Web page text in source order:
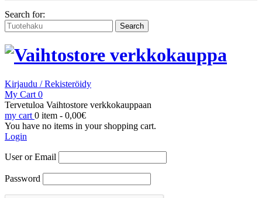
Search for:
Kirjaudu / Rekisteröidy
My Cart 0
Tervetuloa Vaihtostore verkkokauppaan
my cart 0 item - 0,00€
You have no items in your shopping cart.
Login
User or Email
Password